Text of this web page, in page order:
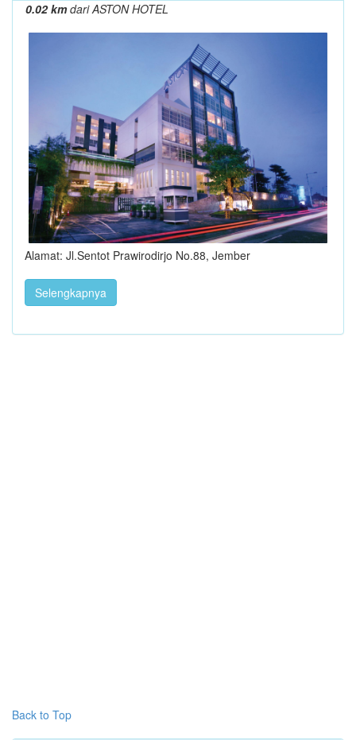
0.02 kmdari ASTON HOTEL
Alamat: Jl.Sentot Prawirodirjo No.88, Jember
Selengkapnya
Back to Top